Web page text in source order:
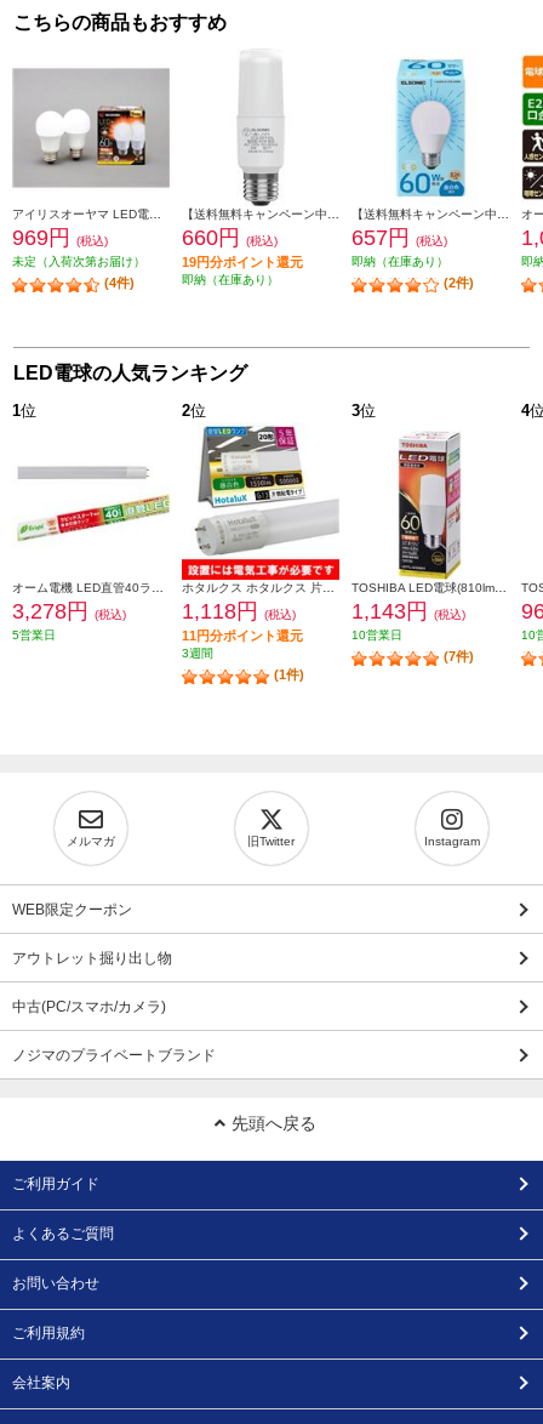
こちらの商品もおすすめ
969円
(税込)
未定（入荷次第お届け）
(4件)
660円 (税込)
19円分ポイント還元
即納（在庫あり）
657円
(税込)
即納（在庫あり）
(2件)
即
LED電球の人気ランキング
1位
3,278円
(税込)
5営業日
2位
1,118円 (税込)
11円分ポイント還元
3週間
(1件)
3位
1,143円
(税込)
10営業日
(7件)
4
10
メルマガ 旧Twitter Instagram
WEB限定クーポン
アウトレット掘り出し物
中古(PC/スマホ/カメラ)
ノジマのプライベートブランド
先頭へ戻る
ご利用ガイド
よくあるご質問
お問い合わせ
ご利用規約
会社案内